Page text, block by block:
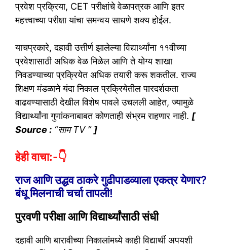
प्रवेश प्रक्रिया, CET परीक्षांचे वेळापत्रक आणि इतर
महत्त्वाच्या परीक्षा यांचा समन्वय साधणे शक्य होईल.
याचप्रकारे, दहावी उत्तीर्ण झालेल्या विद्यार्थ्यांना ११वीच्या
प्रवेशासाठी अधिक वेळ मिळेल आणि ते योग्य शाखा
निवडण्याच्या प्रक्रियेत अधिक तयारी करू शकतील. राज्य
शिक्षण मंडळाने यंदा निकाल प्रक्रियेतील पारदर्शकता
वाढवण्यासाठी देखील विशेष पावले उचलली आहेत, ज्यामुळे
विद्यार्थ्यांना गुणांकनाबाबत कोणताही संभ्रम राहणार नाही. [
Source : “साम TV ” ]
हेही वाचा:-👇
राज आणि उद्धव ठाकरे गुढीपाडव्याला एकत्र येणार?
बंधू मिलनाची चर्चा तापली!
पुरवणी परीक्षा आणि विद्यार्थ्यांसाठी संधी
दहावी आणि बारावीच्या निकालांमध्ये काही विद्यार्थी अपयशी